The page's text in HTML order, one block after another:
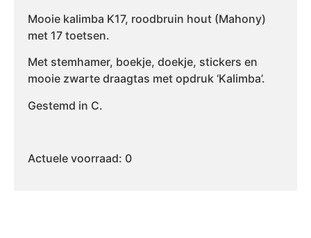
Mooie kalimba K17, roodbruin hout (Mahony)
met 17 toetsen.
Met stemhamer, boekje, doekje, stickers en
mooie zwarte draagtas met opdruk ‘Kalimba’.
Gestemd in C.
Actuele voorraad: 0